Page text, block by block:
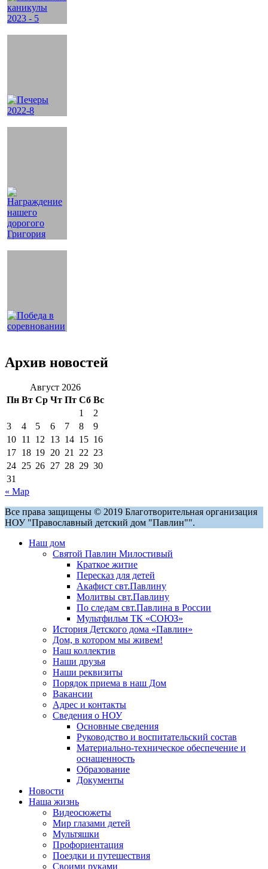
Архив новостей
Август 2026
Пн Вт Ср Чт Пт Сб Вс
1
2
3
4 5 6 7 8
9
10 11 12 13 14 15 16
17 18 19 20 21 22 23
24 25 26 27 28 29 30
31
« Мар
Все права защищены © 2019 Благотворительная организация
НОУ "Православный детский дом "Павлин"".
Наш дом
Святой Павлин Милостивый
Краткое житие
Пересказ для детей
Акафист свт.Павлину
Молитвы свт.Павлину
По следам свт.Павлина в России
Мультфильм ТК «СОЮЗ»
История Детского дома «Павлин»
Дом, в котором мы живем!
Наш коллектив
Наши друзья
Наши реквизиты
Порядок приема в наш Дом
Вакансии
Адрес и контакты
Сведения о НОУ
Основные сведения
Руководство и воспитательский состав
Материально-техническое обеспечение и
оснащенность
Образование
Документы
Новости
Наша жизнь
Видеосюжеты
Мир глазами детей
Мультяшки
Профориентация
Поездки и путешествия
Своими руками